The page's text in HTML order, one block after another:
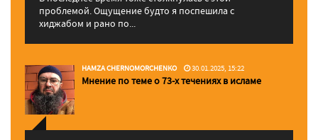
проблемой. Ощущение будто я поспешила с
хиджабом и рано по...
HAMZA CHERNOMORCHENKO 30.01.2025, 15:22
Мнение по теме о 73-х течениях в исламе